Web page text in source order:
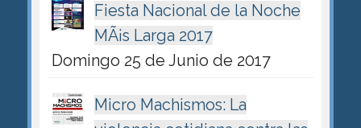
Fiesta Nacional de la Noche
MÃ¡s Larga 2017
Domingo 25 de Junio de 2017
Micro Machismos: La